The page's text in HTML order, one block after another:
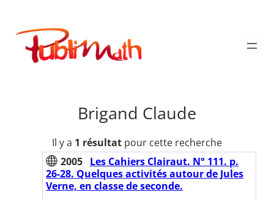
contenu
Publimath
Brigand Claude
Il y a 1 résultat pour cette recherche
2005 Les Cahiers Clairaut. N° 111. p.
26-28. Quelques activités autour de Jules
Verne, en classe de seconde.